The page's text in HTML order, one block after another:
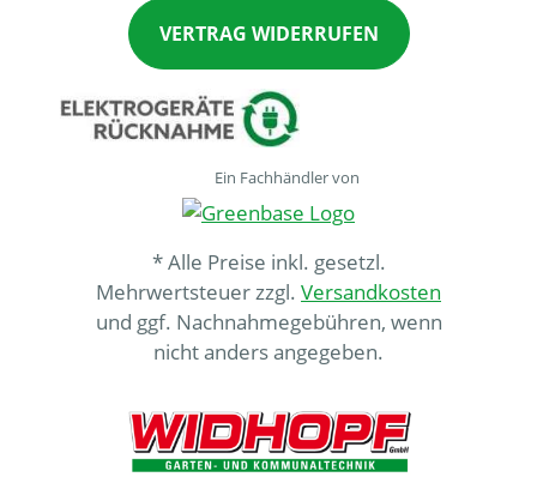
VERTRAG WIDERRUFEN
Ein Fachhändler von
* Alle Preise inkl. gesetzl.
Mehrwertsteuer zzgl. Versandkosten
und ggf. Nachnahmegebühren, wenn
nicht anders angegeben.